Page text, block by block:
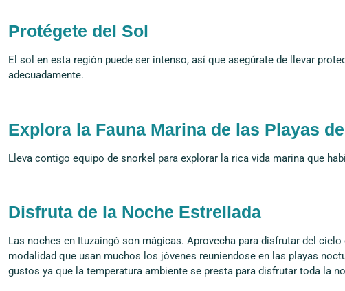
Protégete del Sol
El sol en esta región puede ser intenso, así que asegúrate de llevar
adecuadamente.
Explora la Fauna Marina de las Playas
Lleva contigo equipo de snorkel para explorar la rica vida marina que
Disfruta de la Noche Estrellada
Las noches en Ituzaingó son mágicas. Aprovecha para disfrutar del
modalidad que usan muchos los jóvenes reuniendose en las playas
gustos ya que la temperatura ambiente se presta para disfrutar toda la